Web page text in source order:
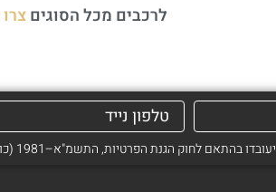
לרכבים מכל הסוגים
הגנת הפרטיות, התשמ"א–1981 (כולל תיקון 13), ובהתאם ל